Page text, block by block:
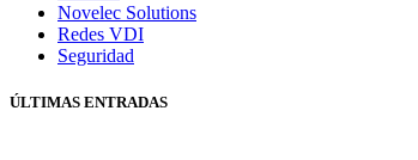
Novelec Solutions
Redes VDI
Seguridad
ÚLTIMAS ENTRADAS